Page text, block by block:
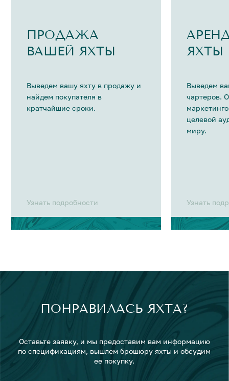
ПРОДАЖА
ВАШЕЙ ЯХТЫ
Выведем вашу яхту в продажу и
найдем покупателя в
кратчайшие сроки.
Узнать подробности
ЯХТЫ
Выведем
чартеров.
целевой
миру.
Узнать
ПОНРАВИЛАСЬ ЯХТА?
Оставьте заявку, и мы предоставим вам информацию
по спецификациям, вышлем брошюру яхты и обсудим
ее покупку.